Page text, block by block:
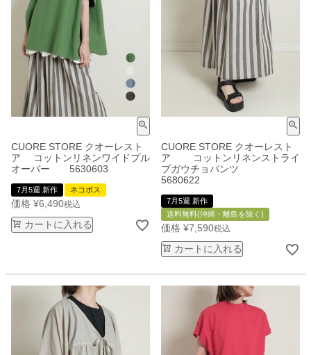
CUORE STORE クオーレスト
ア コットンリネンワイドプル
オーバー 5630603
7月5週 新作 ネコポス
価格 ¥6,490税込
カートに入れる
CUORE STORE クオーレスト
ア コットンリネンストライ
プガウチョパンツ
5680622
7月5週 新作
送料無料(沖縄・離島を除く)
価格 ¥7,590税込
カートに入れる